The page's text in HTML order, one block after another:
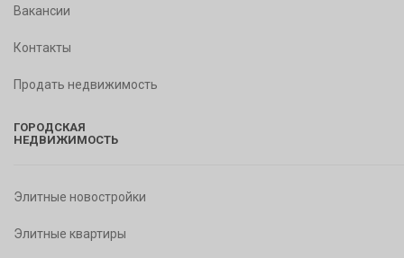
Вакансии
Контакты
Продать недвижимость
ГОРОДСКАЯ
НЕДВИЖИМОСТЬ
Элитные новостройки
Элитные квартиры